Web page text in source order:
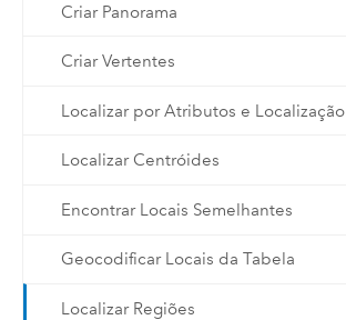
Criar Panorama
Criar Vertentes
Localizar por Atributos e Localização
Localizar Centróides
Encontrar Locais Semelhantes
Geocodificar Locais da Tabela
Localizar Regiões